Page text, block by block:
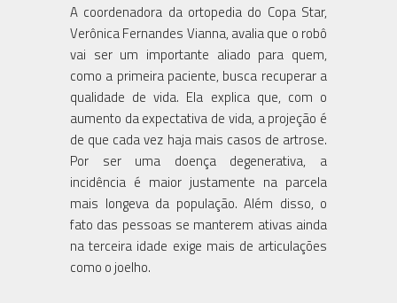
A coordenadora da ortopedia do Copa Star,
Verônica Fernandes Vianna, avalia que o robô
vai ser um importante aliado para quem,
como a primeira paciente, busca recuperar a
qualidade de vida. Ela explica que, com o
aumento da expectativa de vida, a projeção é
de que cada vez haja mais casos de artrose.
Por ser uma doença degenerativa, a
incidência é maior justamente na parcela
mais longeva da população. Além disso, o
fato das pessoas se manterem ativas ainda
na terceira idade exige mais de articulações
como o joelho.